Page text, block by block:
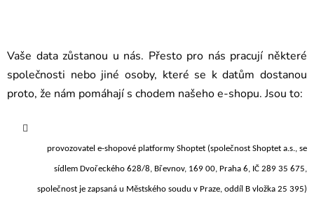
Vaše data zůstanou u nás. Přesto pro nás pracují některé
společnosti nebo jiné osoby, které se k datům dostanou
proto, že nám pomáhají s chodem našeho e-shopu. Jsou to:
provozovatel e-shopové platformy Shoptet (společnost Shoptet a.s., se
sídlem Dvořeckého 628/8, Břevnov, 169 00, Praha 6, IČ 289 35 675,
společnost je zapsaná u Městského soudu v Praze, oddíl B vložka 25 395)